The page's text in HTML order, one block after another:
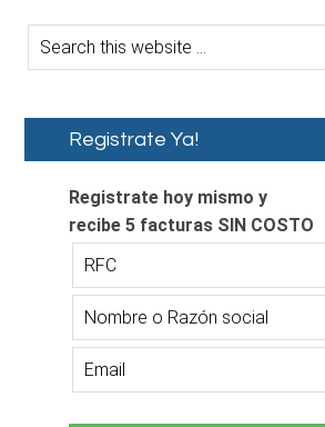
Registrate Ya!
Registrate hoy mismo y
recibe 5 facturas SIN COSTO